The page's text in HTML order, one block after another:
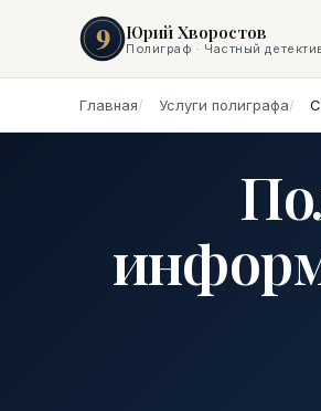
9 Юрий Хворостов
Полиграф · Частный
Главная Услуги полиграфа